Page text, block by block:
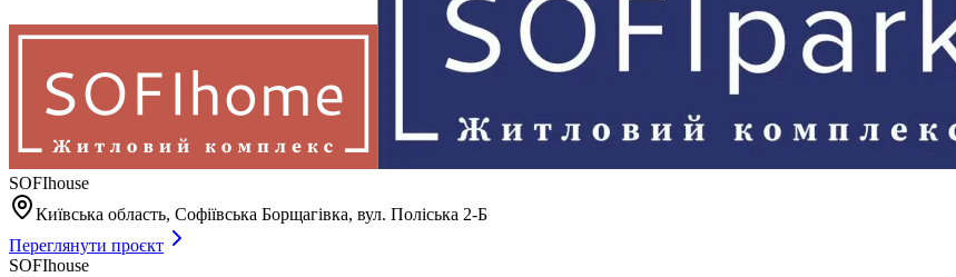
SOFIhouse
Київська область, Софіївська Борщагівка, вул. Поліська 2-Б
Переглянути проєкт
SOFIhouse